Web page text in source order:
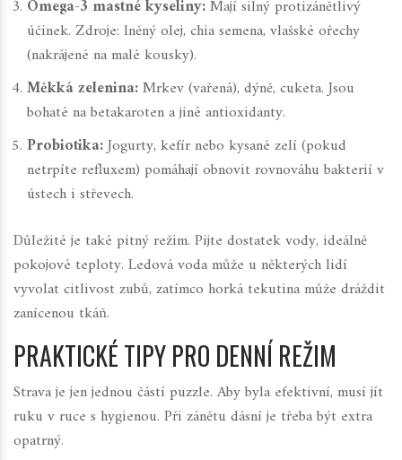
Omega-3 mastné kyseliny:Mají silný protizánětlivý
účinek. Zdroje: lněný olej, chia semena, vlašské ořechy
(nakrájené na malé kousky).
Měkká zelenina:Mrkev (vařená), dýně, cuketa. Jsou
bohaté na betakaroten a jiné antioxidanty.
Probiotika:Jogurty, kefír nebo kysané zelí (pokud
netrpíte refluxem) pomáhají obnovit rovnováhu bakterií v
ústech i střevech.
Důležité je také pitný režim. Pijte dostatek vody, ideálně
pokojové teploty. Ledová voda může u některých lidí
vyvolat citlivost zubů, zatímco horká tekutina může dráždit
zanícenou tkáň.
PRAKTICKÉ TIPY PRO DENNÍ REŽIM
Strava je jen jednou částí puzzle. Aby byla efektivní, musí jít
ruku v ruce s hygienou. Při zánětu dásní je třeba být extra
opatrný.